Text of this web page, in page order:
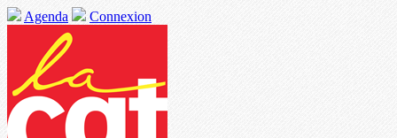
Agenda Connexion